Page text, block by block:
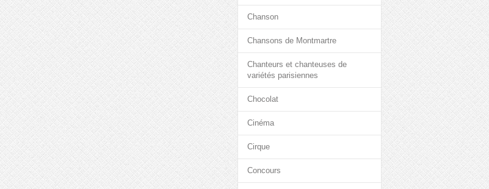
Chanson
Chansons de Montmartre
Chanteurs et chanteuses de
variétés parisiennes
Chocolat
Cinéma
Cirque
Concours